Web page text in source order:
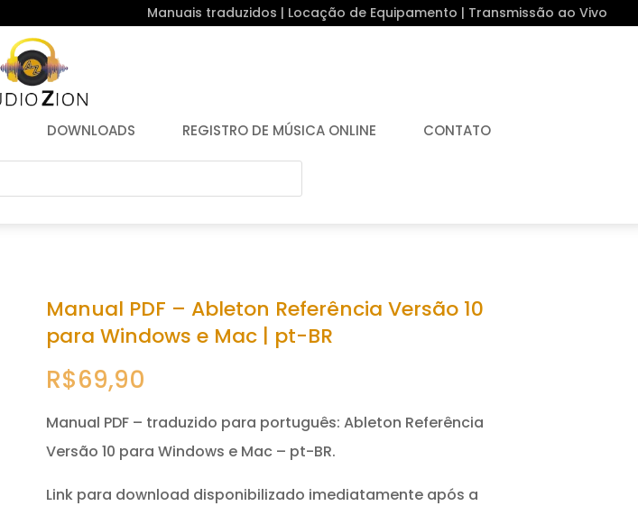
Manuais traduzidos | Locação de Equipamento | Transmissão ao Vivo
DOWNLOADS REGISTRO DE MÚSICA ONLINE CONTATO
Manual PDF – Ableton Referência Versão 10
para Windows e Mac | pt-BR
R$69,90
Manual PDF – traduzido para português: Ableton Referência
Versão 10 para Windows e Mac – pt-BR.
Link para download disponibilizado imediatamente após a